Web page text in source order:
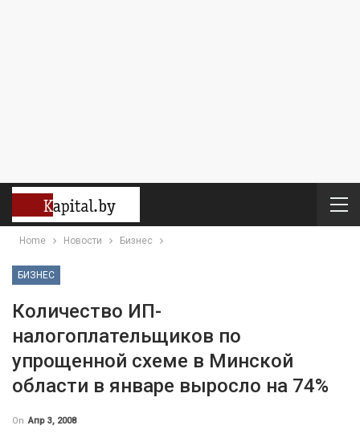
Home Новости Бизнес
БИЗНЕС
Количество ИП-
налогоплательщиков по
упрощенной схеме в Минской
области в январе выросло на 74%
On Апр 3, 2008